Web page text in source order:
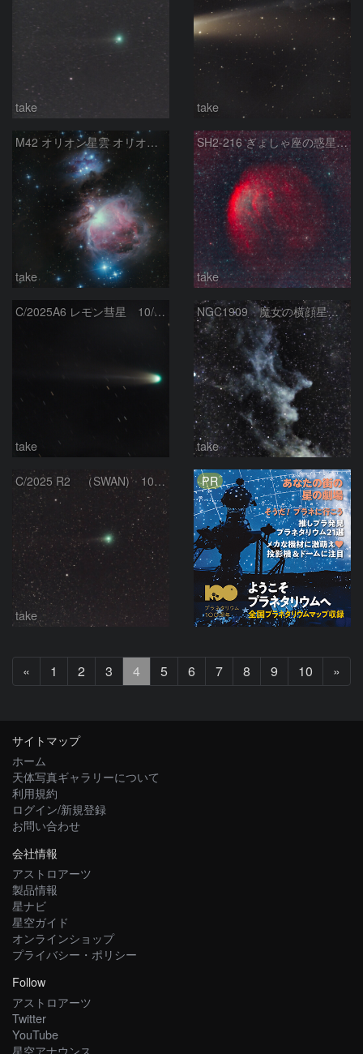
take take
M42 オリオン星雲 オリオン座
take
SH2-216 ぎょしゃ座の惑星状星雲
take
C/2025A6 レモン彗星 10/17
take
NGC1909 魔女の横顔星雲 エリダヌス座
take
C/2025 R2 （SWAN) 10/13
take
PR
«
へ
1 2 3 4 5 6 7 8 9 10 »
へ
サイトマップ
ホーム
天体写真ギャラリーについて
利用規約
ログイン/新規登録
お問い合わせ
会社情報
アストロアーツ
製品情報
星ナビ
星空ガイド
オンラインショップ
プライバシー・ポリシー
Follow
アストロアーツ
Twitter
YouTube
星空アナウンス